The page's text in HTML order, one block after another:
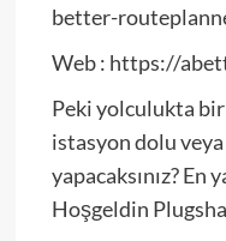
better-
Web : https://
Peki yolculukta
istasyon dolu
yapacaksınız? En
Hoşgeldin